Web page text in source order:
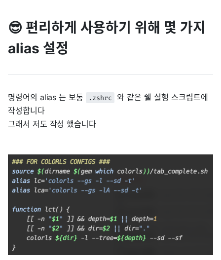
😎 편리하게 사용하기 위해 몇 가지
alias 설정
명령어의 alias 는 보통 .zshrc
와 같은 쉘 실행 스크립트에
작성합니다
그래서 저도 작성 했습니다